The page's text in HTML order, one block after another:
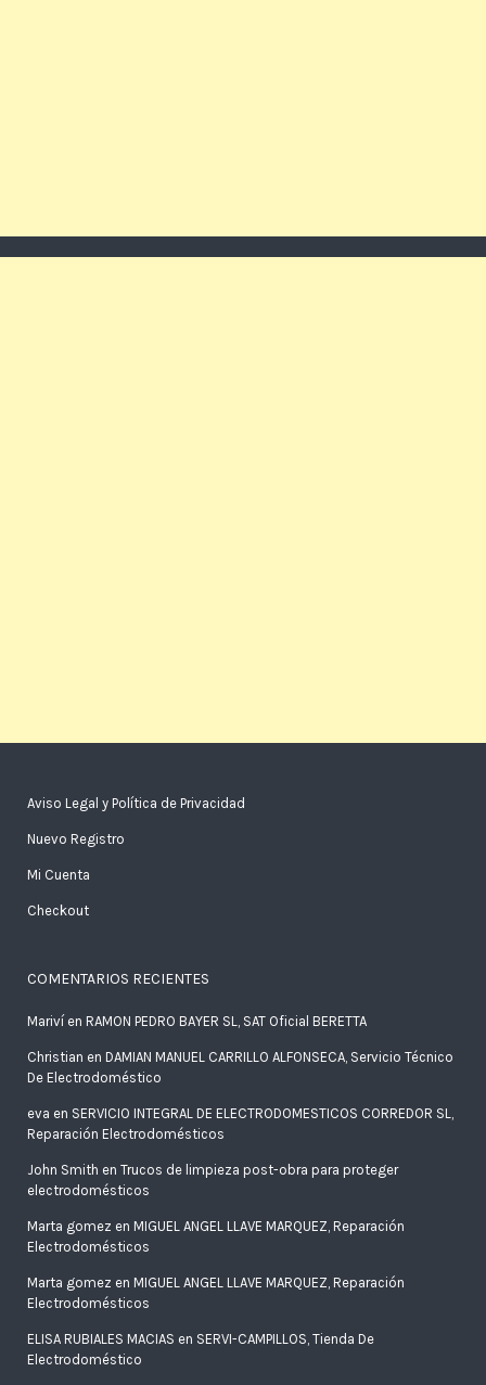
Aviso Legal y Política de Privacidad
Nuevo Registro
Mi Cuenta
Checkout
COMENTARIOS RECIENTES
Marivíen RAMON PEDRO BAYER SL, SAT Oficial BERETTA
Christian en DAMIAN MANUEL CARRILLO ALFONSECA, Servicio Técnico
De Electrodoméstico
eva en SERVICIO INTEGRAL DE ELECTRODOMESTICOS CORREDOR SL,
Reparación Electrodomésticos
John Smith en Trucos de limpieza post-obra para proteger
electrodomésticos
Marta gomez en MIGUEL ANGEL LLAVE MARQUEZ, Reparación
Electrodomésticos
Marta gomez en MIGUEL ANGEL LLAVE MARQUEZ, Reparación
Electrodomésticos
ELISA RUBIALES MACIAS en SERVI-CAMPILLOS, Tienda De
Electrodoméstico